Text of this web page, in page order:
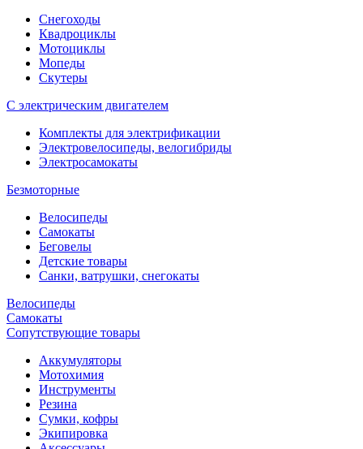
Снегоходы
Квадроциклы
Мотоциклы
Мопеды
Скутеры
С электрическим двигателем
Комплекты для электрификации
Электровелосипеды, велогибриды
Электросамокаты
Безмоторные
Велосипеды
Самокаты
Беговелы
Детские товары
Санки, ватрушки, снегокаты
Велосипеды
Самокаты
Сопутствующие товары
Аккумуляторы
Мотохимия
Инструменты
Резина
Сумки, кофры
Экипировка